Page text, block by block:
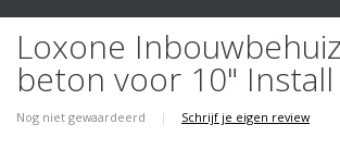
Loxone
beton voor 10"
Nog niet gewaardeerd | Schrijf je eigen review